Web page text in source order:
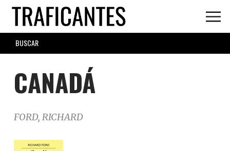
Skip
main
content
SEARCH
FORM
CANADÁ
FORD, RICHARD